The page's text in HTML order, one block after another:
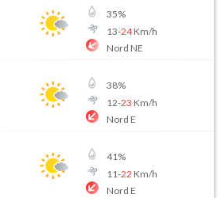
35%
13-24Km/h
Nord NE
38%
12-23 Km/h
Nord E
41%
11-22 Km/h
Nord E